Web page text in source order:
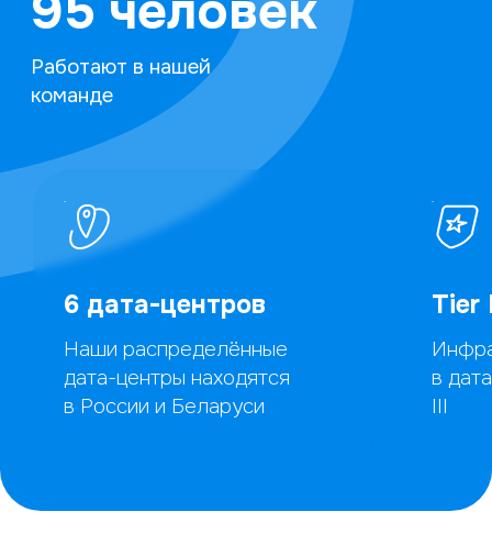
Работают в нашей
команде
6 дата-центров
Наши распределённые
дата-центры находятся
в России и Беларуси
Tier
в
III